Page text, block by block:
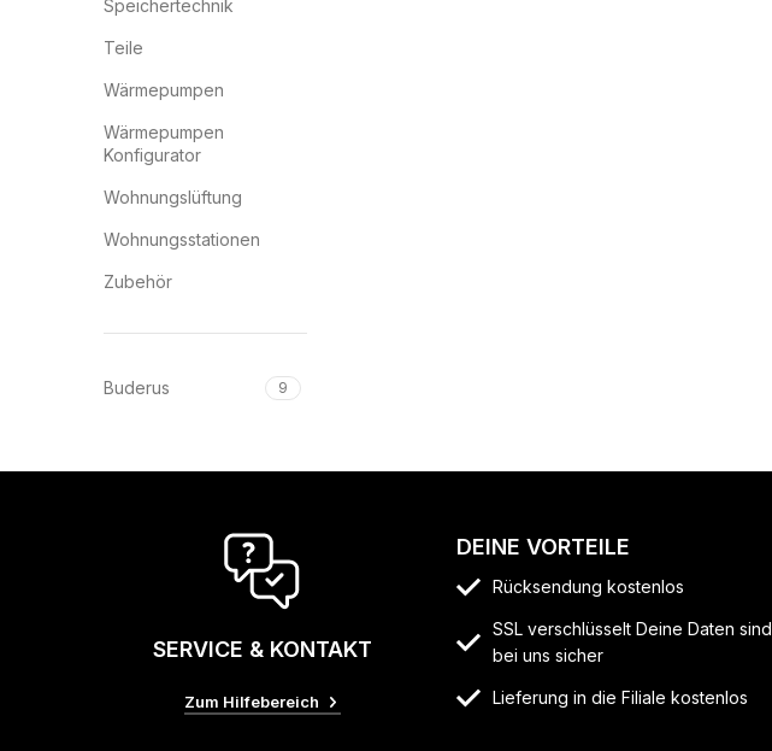
Speichertechnik
Teile
Wärmepumpen
Wärmepumpen
Konfigurator
Wohnungslüftung
Wohnungsstationen
Zubehör
Buderus 9
SERVICE & KONTAKT
Zum Hilfebereich
DEINE VORTEILE
Rücksendung kostenlos
SSL verschlüsselt Deine Daten sind
bei uns sicher
Lieferung in die Filiale kostenlos